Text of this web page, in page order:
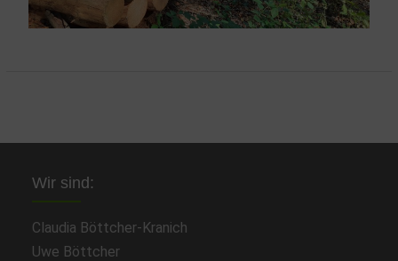
Wir sind:
Claudia Böttcher-Kranich
Uwe Böttcher